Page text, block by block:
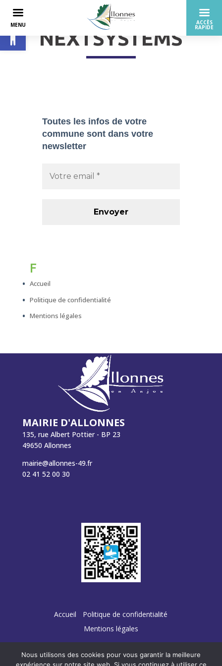
Ouvrir la barre d’outils
NEXTSYSTEMS
Toutes les infos de votre
commune sont dans votre
newsletter
F
Accueil
Politique de confidentialité
Mentions légales
MAIRIE D'ALLONNES
135, rue Albert Pottier - BP 23
49650 Allonnes
mairie@allonnes-49.fr
02 41 52 00 30
Accueil
Politique de confidentialité
Mentions légales
Nous utilisons des cookies pour vous garantir la meilleure